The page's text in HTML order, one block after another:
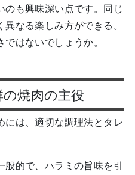
のも興味深い点です。同じ
なる楽しみ方ができる。
はないでしょうか。
焼肉の主役
は、適切な調理法とタレ
般的で、ハラミの旨味を引